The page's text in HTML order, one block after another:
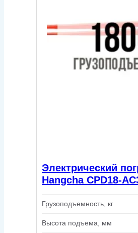
Электрический
Hangcha CPD18-
Грузоподъемность, кг
Высота подъема, мм